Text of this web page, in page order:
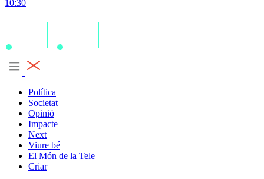
10:30
Política
Societat
Opinió
Impacte
Next
Viure bé
El Món de la Tele
Criar